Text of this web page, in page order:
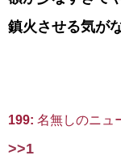
鎮火させる気が
199: 名無しのニュ
>>1